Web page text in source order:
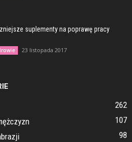
suplementy na poprawę pracy
23 listopada 2017
262
107
98